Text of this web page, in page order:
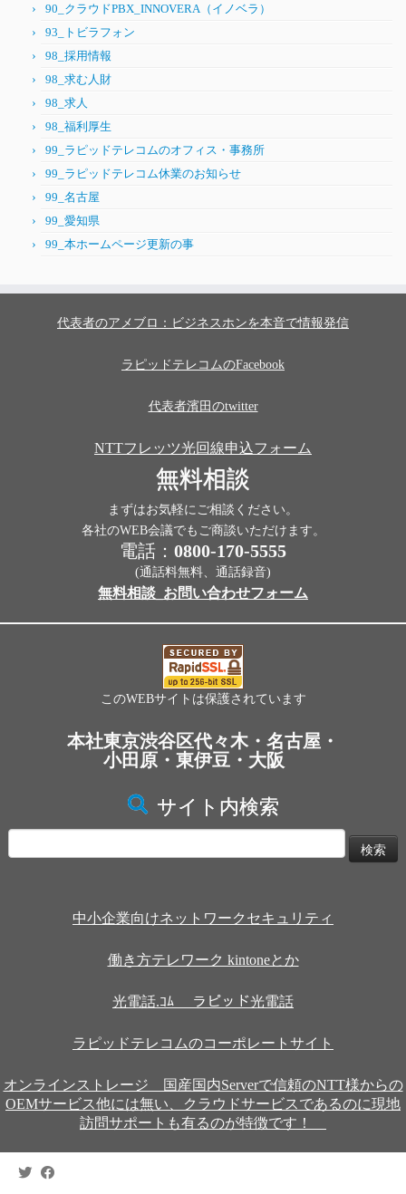
90_クラウドPBX_INNOVERA（イノベラ）
93_トビラフォン
98_採用情報
98_求む人財
98_求人
98_福利厚生
99_ラピッドテレコムのオフィス・事務所
99_ラピッドテレコム休業のお知らせ
99_名古屋
99_愛知県
99_本ホームページ更新の事
代表者のアメブロ：ビジネスホンを本音で情報発信
ラピッドテレコムのFacebook
代表者濱田のtwitter
NTTフレッツ光回線申込フォーム
無料相談
まずはお気軽にご相談ください。
各社のWEB会議でもご商談いただけます。
電話： 0800-170-5555
(通話料無料、通話録音)
無料相談_お問い合わせフォーム
このWEBサイトは保護されています
本社東京渋谷区代々木・名古屋・
小田原・東伊豆・大阪
サイト内検索
索:
中小企業向けネットワークセキュリティ
働き方テレワーク kintoneとか
光電話.ｺﾑ ラピッド光電話
ラピッドテレコムのコーポレートサイト
オンラインストレージ 国産国内Serverで信頼のNTT様からの
OEMサービス他には無い、クラウドサービスであるのに現地
訪問サポートも有るのが特徴です！